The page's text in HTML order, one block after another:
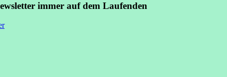
immer auf dem Laufenden